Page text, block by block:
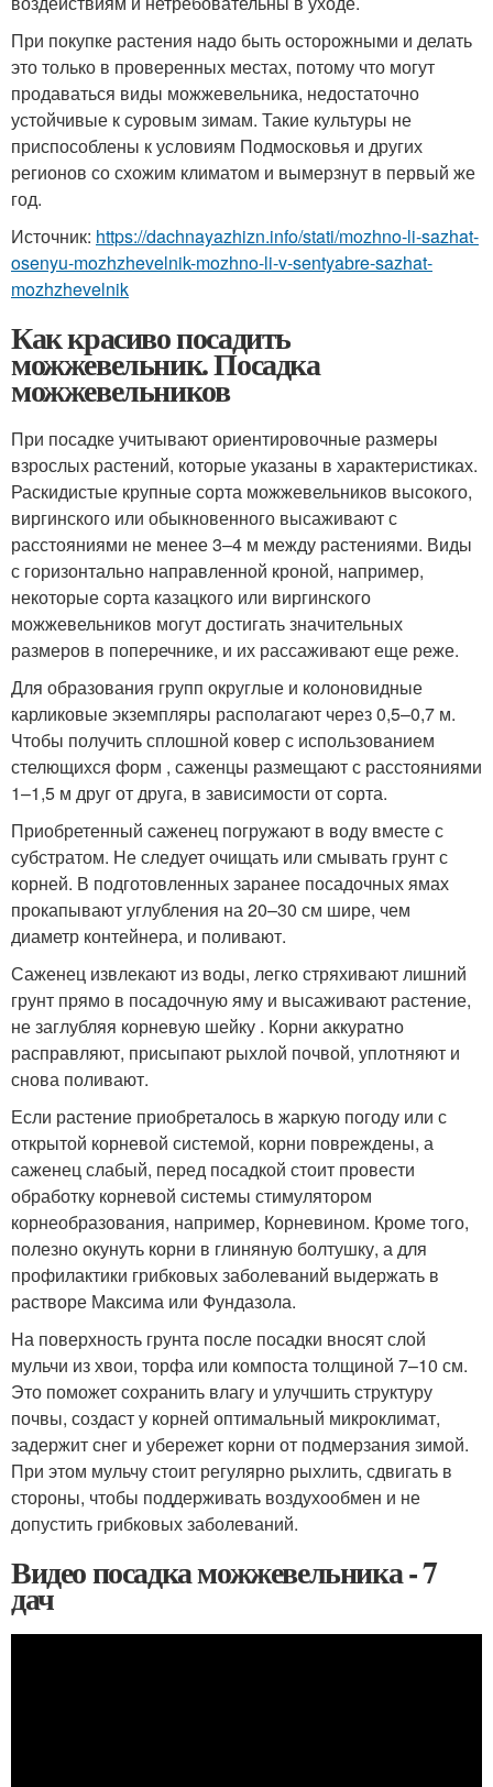
При покупке растения надо быть осторожными и делать
это только в проверенных местах, потому что могут
продаваться виды можжевельника, недостаточно
устойчивые к суровым зимам. Такие культуры не
приспособлены к условиям Подмосковья и других
регионов со схожим климатом и вымерзнут в первый же
год.
Источник: https://dachnayazhizn.info/stati/mozhno-li-sazhat-
osenyu-mozhzhevelnik-mozhno-li-v-sentyabre-sazhat-
mozhzhevelnik
Как красиво посадить
можжевельник. Посадка
можжевельников
При посадке учитывают ориентировочные размеры
взрослых растений, которые указаны в характеристиках.
Раскидистые крупные сорта можжевельников высокого,
виргинского или обыкновенного высаживают с
расстояниями не менее 3–4 м между растениями. Виды
с горизонтально направленной кроной, например,
некоторые сорта казацкого или виргинского
можжевельников могут достигать значительных
размеров в поперечнике, и их рассаживают еще реже.
Для образования групп округлые и колоновидные
карликовые экземпляры располагают через 0,5–0,7 м.
Чтобы получить сплошной ковер с использованием
стелющихся форм , саженцы размещают с расстояниями
1–1,5 м друг от друга, в зависимости от сорта.
Приобретенный саженец погружают в воду вместе с
субстратом. Не следует очищать или смывать грунт с
корней. В подготовленных заранее посадочных ямах
прокапывают углубления на 20–30 см шире, чем
диаметр контейнера, и поливают.
Саженец извлекают из воды, легко стряхивают лишний
грунт прямо в посадочную яму и высаживают растение,
не заглубляя корневую шейку . Корни аккуратно
расправляют, присыпают рыхлой почвой, уплотняют и
снова поливают.
Если растение приобреталось в жаркую погоду или с
открытой корневой системой, корни повреждены, а
саженец слабый, перед посадкой стоит провести
обработку корневой системы стимулятором
корнеобразования, например, Корневином. Кроме того,
полезно окунуть корни в глиняную болтушку, а для
профилактики грибковых заболеваний выдержать в
растворе Максима или Фундазола.
На поверхность грунта после посадки вносят слой
мульчи из хвои, торфа или компоста толщиной 7–10 см.
Это поможет сохранить влагу и улучшить структуру
почвы, создаст у корней оптимальный микроклимат,
задержит снег и убережет корни от подмерзания зимой.
При этом мульчу стоит регулярно рыхлить, сдвигать в
стороны, чтобы поддерживать воздухообмен и не
допустить грибковых заболеваний.
Видео посадка можжевельника - 7
дач